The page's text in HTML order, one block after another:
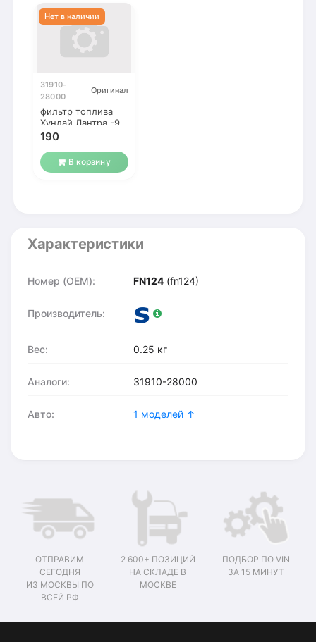
31910-
28000
Оригинал
фильтр топлива
Хундай Лантра -95
г.
190
В корзину
Характеристики
Номер (OEM): FN124 (fn124)
Производитель:
Вес: 0.25 кг
Аналоги: 31910-28000
Авто: 1 моделей ↑
ОТПРАВИМ
СЕГОДНЯ
ИЗ МОСКВЫ ПО
ВСЕЙ РФ
2 600+ ПОЗИЦИЙ
НА СКЛАДЕ В
МОСКВЕ
ПОДБОР ПО VIN
ЗА 15 МИНУТ